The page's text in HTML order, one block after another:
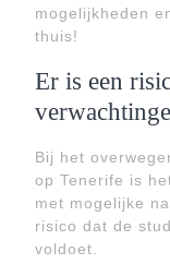
mogelijkheden
thuis!
Er is een
Bij het
op Tenerife is
met mogelijke
risico dat de
voldoet.